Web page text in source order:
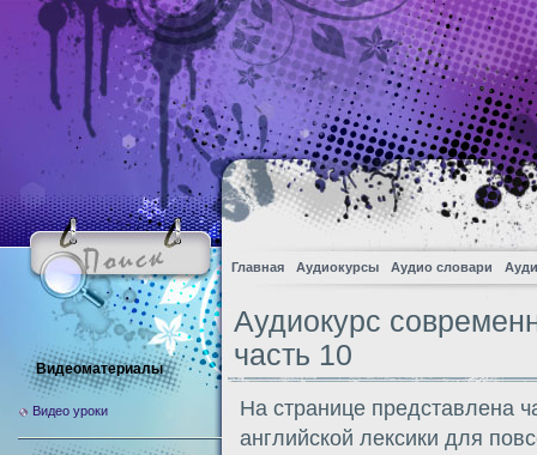
Главная Аудиокурсы Аудио словари
Аудиокурс
часть 10
На странице представлена
английской лексики для
Видеоматериалы
Видео уроки